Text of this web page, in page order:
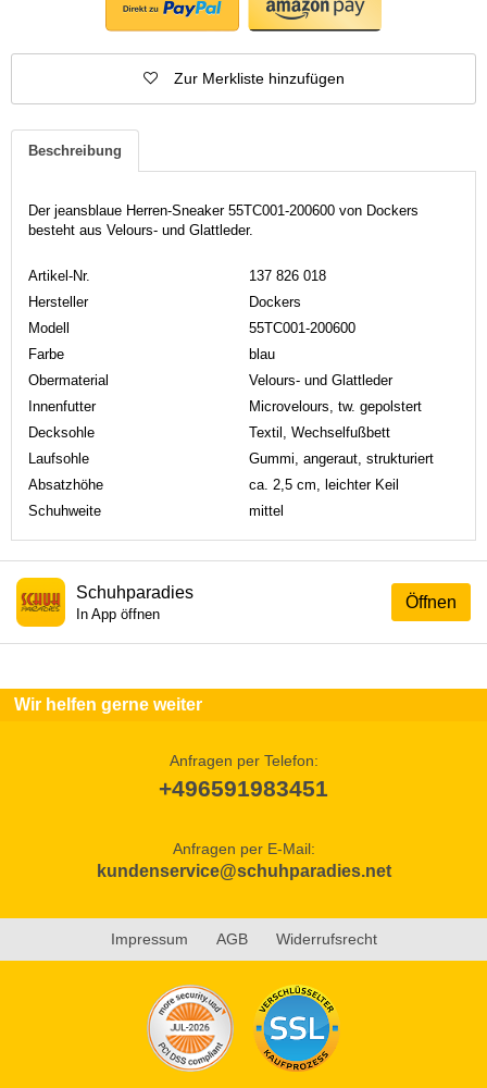
Zur Merkliste hinzufügen
Beschreibung
Der jeansblaue Herren-Sneaker 55TC001-200600 von Dockers
besteht aus Velours- und Glattleder.
Artikel-Nr.
137 826 018
Hersteller
Dockers
Modell
55TC001-200600
Farbe
blau
Obermaterial
Velours- und Glattleder
Innenfutter
Microvelours, tw. gepolstert
Decksohle
Textil, Wechselfußbett
Laufsohle
Gummi, angeraut, strukturiert
Absatzhöhe
ca. 2,5 cm, leichter Keil
Schuhweite
mittel
Öffnen
Schuhparadies
In App öffnen
Wir helfen gerne weiter
Anfragen per Telefon:
+496591983451
Anfragen per E-Mail:
kundenservice@schuhparadies.net
Impressum AGB Widerrufsrecht